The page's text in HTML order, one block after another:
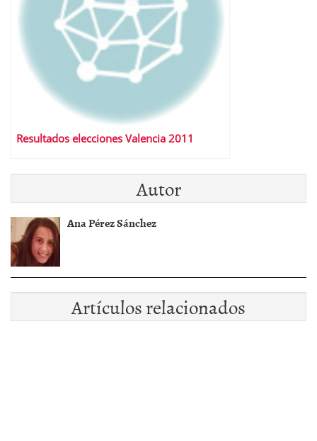
Resultados elecciones Valencia 2011
Autor
Ana Pérez Sánchez
Artículos relacionados